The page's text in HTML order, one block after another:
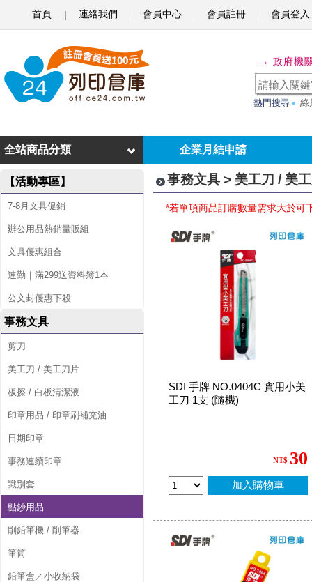
首頁 連絡我們 會員中心 會員註冊 會員登入
工
刀
美
工
刀
片
→ 政府機
熱門搜尋 綠
企業月結申請
全站商品分類
【活動專區】
7-8月文具促銷
辦公用品熱銷量販組
文具優惠組合
連勤｜滿299送資料簿1本
公文封優惠下殺
事務文具
剪刀
美工刀 / 美工刀片
板擦 / 白板清潔液
印章用品 / 印章刷補充油
日期印章
事務連續印章
識別套
點鈔用品
削鉛筆機 / 削筆器
筆筒
鉛筆盒／小收納袋
事務文具 > 美工刀 / 美
*若單項商品訂購數量需求大於可
SDI 手牌 NO.0404C 實用小美
工刀 1支 (隨機)
NT$ 30
加入購物車